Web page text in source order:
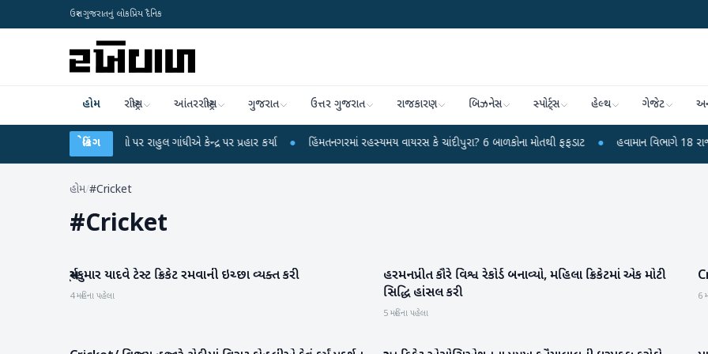
ઉત્તર ગુજરાતનું લોકપ્રિય દૈનિક
હોમ રાષ્ટ્રીય આંતરરાષ્ટ્રીય ગુજરાત ઉત્તર ગુજરાત રાજકારણ બિઝનેસ સ્પોર્ટ્સ હેલ્થ ગેજેટ
બ્રેકિંગ
લીકના આરોપો પર રાહુલ ગાંધીએ કેન્દ્ર પર પ્રહાર કર્યા ● હિંમતનગરમાં રહસ્યમય વાયરસ કે ચાંદીપુરા? 6 બાળકોના મોતથી ફફડાટ ● હવામાન વિભાગે 18 રાજ્યો માટે
હોમ/#Cricket
#Cricket
રમતગમત
સૂર્યકુમાર યાદવે ટેસ્ટ ક્રિકેટ રમવાની ઇચ્છા વ્યક્ત કરી
4 મહિના પહેલા
રમતગમત
હરમનપ્રીત કૌરે વિશ્વ રેકોર્ડ બનાવ્યો, મહિલા ક્રિકેટમાં એક મોટી
સિદ્ધિ હાંસલ કરી
5 મહિના પહેલા
6